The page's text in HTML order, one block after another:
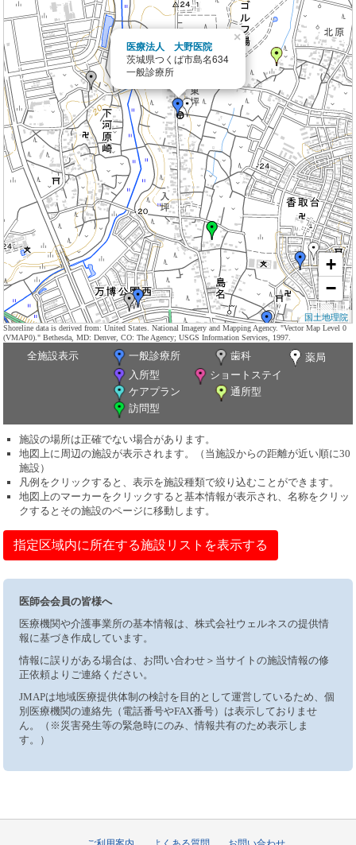
医療法人 大野医院
茨城県つくば市島名634
一般診療所
×
+
−
国土地理院
Shoreline data is derived from: United States. National Imagery and Mapping Agency. "Vector Map Level 0
(VMAP0)." Bethesda, MD: Denver, CO: The Agency; USGS Information Services, 1997.
全施設表示 一般診療所 歯科
薬局
入所型
ショートステイ
ケアプラン
通所型
訪問型
施設の場所は正確でない場合があります。
地図上に周辺の施設が表示されます。（当施設からの距離が近い順に30
施設）
凡例をクリックすると、表示を施設種類で絞り込むことができます。
地図上のマーカーをクリックすると基本情報が表示され、名称をクリッ
クするとその施設のページに移動します。
指定区域内に所在する施設リストを表示する
医師会会員の皆様へ
医療機関や介護事業所の基本情報は、株式会社ウェルネスの提供情
報に基づき作成しています。
情報に誤りがある場合は、お問い合わせ＞当サイトの施設情報の修
正依頼よりご連絡ください。
JMAPは地域医療提供体制の検討を目的として運営しているため、個
別医療機関の連絡先（電話番号やFAX番号）は表示しておりませ
ん。（※災害発生等の緊急時にのみ、情報共有のため表示しま
す。）